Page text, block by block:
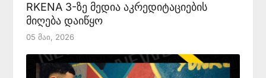
RKENA 3-ზე მედია აკრედიტაციების
მიღება დაიწყო
05 Მაი, 2026